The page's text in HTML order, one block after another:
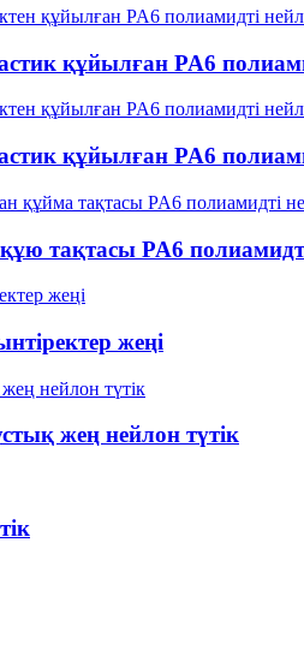
құйылған PA6
құйылған PA6
тақтасы PA6
жеңі
жең нейлон түтік